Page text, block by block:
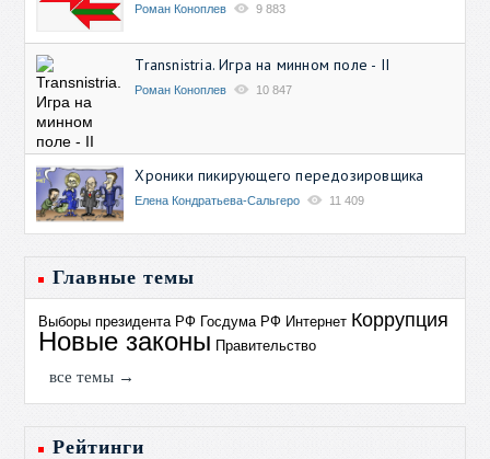
Роман Коноплев 9 883
Transnistria. Игра на минном поле - II
Роман Коноплев 10 847
Хроники пикирующего передозировщика
Елена Кондратьева-Сальгеро 11 409
Главные темы
Выборы президента РФ Госдума РФ Интернет Коррупция
Новые законы Правительство
все темы →
Рейтинги